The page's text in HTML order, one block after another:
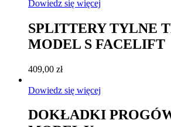
Dowiedz się więcej
SPLITTERY TYLNE
MODEL S FACELIFT
409,00 zł
Dowiedz się więcej
DOKŁADKI